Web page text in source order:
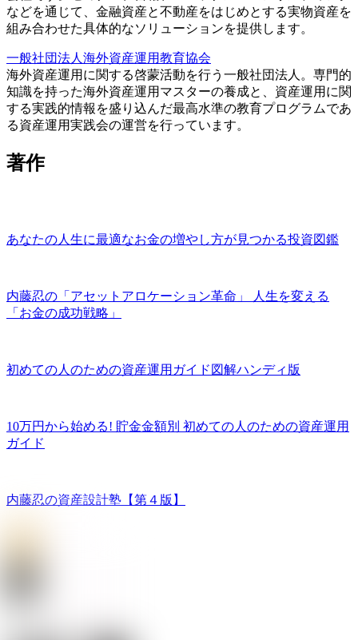
などを通じて、金融資産と不動産をはじめとする実物資産を
組み合わせた具体的なソリューションを提供します。
一般社団法人海外資産運用教育協会
海外資産運用に関する啓蒙活動を行う一般社団法人。専門的
知識を持った海外資産運用マスターの養成と、資産運用に関
する実践的情報を盛り込んだ最高水準の教育プログラムであ
る資産運用実践会の運営を行っています。
著作
あなたの人生に最適なお金の増やし方が見つかる投資図鑑
内藤忍の「アセットアロケーション革命」 人生を変える
「お金の成功戦略」
初めての人のための資産運用ガイド図解ハンディ版
10万円から始める! 貯金金額別 初めての人のための資産運用
ガイド
内藤忍の資産設計塾【第４版】